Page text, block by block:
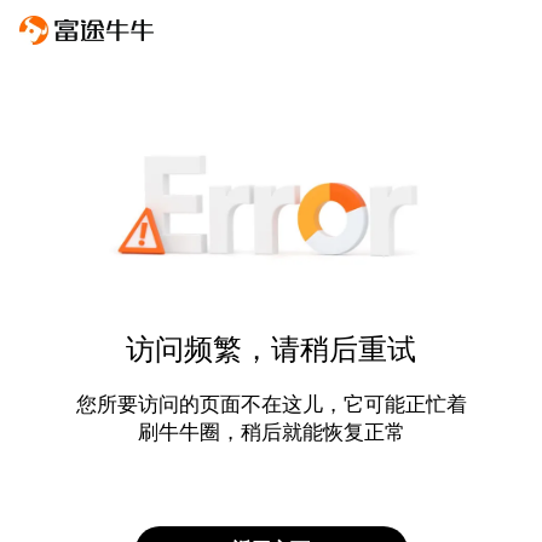
访问频繁，请稍后重试
您所要访问的页面不在这儿，它可能正忙着
刷牛牛圈，稍后就能恢复正常